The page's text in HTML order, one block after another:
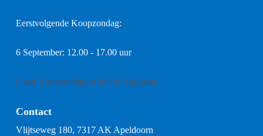
Eerstvolgende Koopzondag:
6 September: 12.00 - 17.00 uur
Geen Koopzondag in Juli & Augustus
Contact
Vlijtseweg 180, 7317 AK Apeldoorn